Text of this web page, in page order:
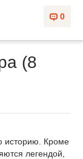
0
(8
историю. Кроме
легендой,